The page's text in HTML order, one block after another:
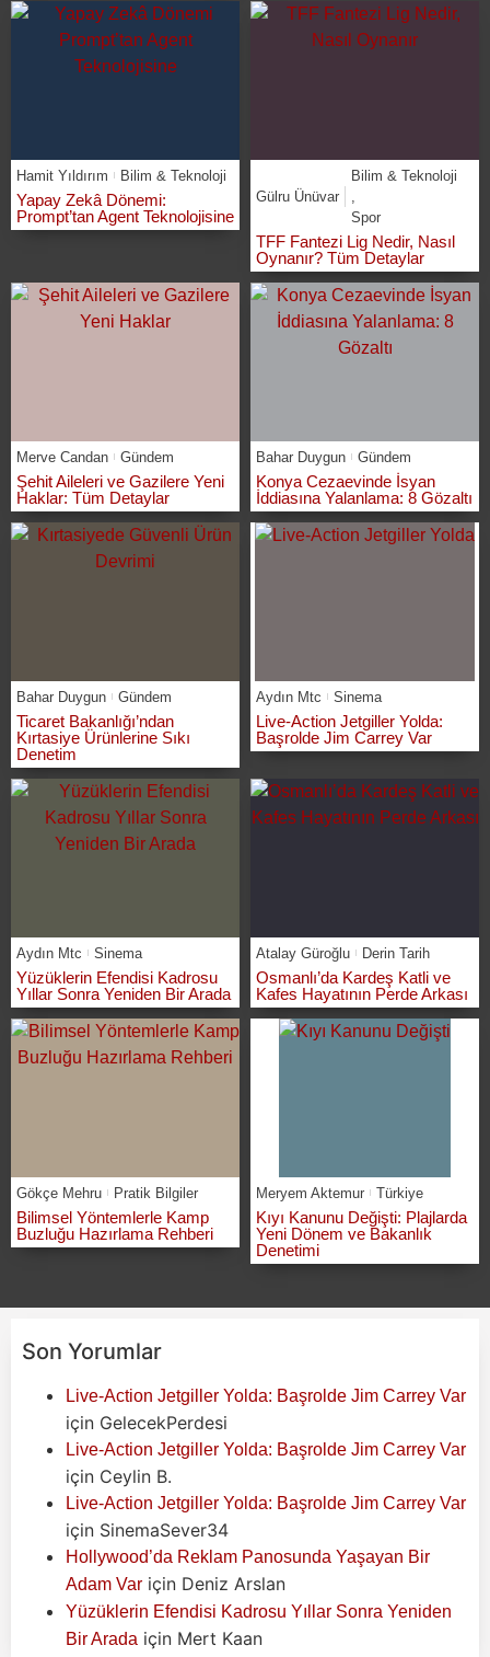
Hamit Yıldırım Bilim & Teknoloji
Yapay Zekâ Dönemi:
Prompt’tan Agent Teknolojisine
Gülru Ünüvar
Bilim & Teknoloji
Spor
TFF Fantezi Lig Nedir, Nasıl
Oynanır? Tüm Detaylar
Merve Candan Gündem
Şehit Aileleri ve Gazilere Yeni
Haklar: Tüm Detaylar
Bahar Duygun Gündem
Konya Cezaevinde İsyan
İddiasına Yalanlama: 8 Gözaltı
Bahar Duygun Gündem
Ticaret Bakanlığı’ndan
Kırtasiye Ürünlerine Sıkı
Denetim
Aydın Mtc Sinema
Live-Action Jetgiller Yolda:
Başrolde Jim Carrey Var
Aydın Mtc Sinema
Yüzüklerin Efendisi Kadrosu
Yıllar Sonra Yeniden Bir Arada
Atalay Güroğlu Derin Tarih
Osmanlı’da Kardeş Katli ve
Kafes Hayatının Perde Arkası
Gökçe Mehru Pratik Bilgiler
Bilimsel Yöntemlerle Kamp
Buzluğu Hazırlama Rehberi
Meryem Aktemur Türkiye
Kıyı Kanunu Değişti: Plajlarda
Yeni Dönem ve Bakanlık
Denetimi
Son Yorumlar
Live-Action Jetgiller Yolda: Başrolde Jim Carrey Var
için GelecekPerdesi
Live-Action Jetgiller Yolda: Başrolde Jim Carrey Var
için Ceylin B.
Live-Action Jetgiller Yolda: Başrolde Jim Carrey Var
için SinemaSever34
Hollywood’da Reklam Panosunda Yaşayan Bir
Adam Var için Deniz Arslan
Yüzüklerin Efendisi Kadrosu Yıllar Sonra Yeniden
Bir Arada için Mert Kaan